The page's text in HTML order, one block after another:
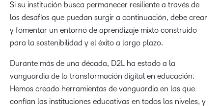
Si su institución busca permanecer resiliente a través de
los desafíos que puedan surgir a continuación, debe crear
y fomentar un entorno de aprendizaje mixto construido
para la sostenibilidad y el éxito a largo plazo.
Durante más de una década, D2L ha estado a la
vanguardia de la transformación digital en educación.
Hemos creado herramientas de vanguardia en las que
confían las instituciones educativas en todos los niveles, y